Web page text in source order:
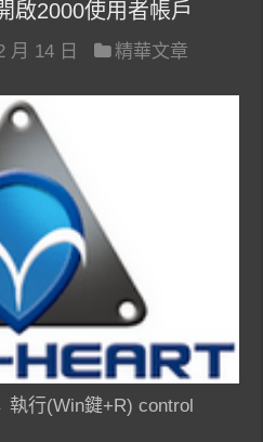
啟2000使用者帳戶
月 14 日
精華文章
行(Win鍵+R) control